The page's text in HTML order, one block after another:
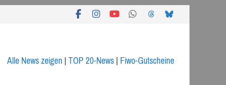
Alle News zeigen|TOP 20-News|Fiwo-Gutscheine